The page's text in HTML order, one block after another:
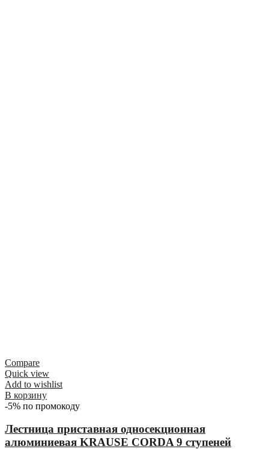
Compare
Quick view
Add to wishlist
В корзину
-5% по промокоду
Лестница приставная односекционная
алюминиевая KRAUSE CORDA 9 ступеней